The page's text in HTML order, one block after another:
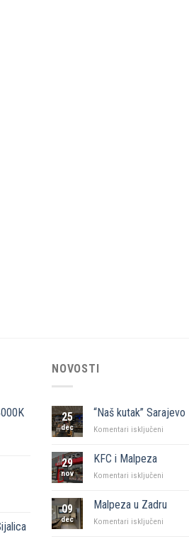
NOVOSTI
25
dec
“Naš kutak” Sarajevo
Komentari isključeni
29
nov
KFC i Malpeza
Komentari isključeni
Malpeza
09
dec
Malpeza u Zadru
Komentari isključeni